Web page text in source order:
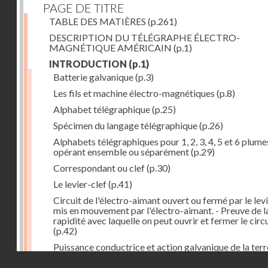
PAGE DE TITRE
TABLE DES MATIÈRES (p.261)
DESCRIPTION DU TÉLÉGRAPHE ÉLECTRO-
MAGNÉTIQUE AMÉRICAIN (p.1)
INTRODUCTION (p.1)
Batterie galvanique(p.3)
Les fils et machine électro-magnétiques (p.8)
Alphabet télégraphique(p.25)
Spécimen du langage télégraphique(p.26)
Alphabets télégraphiques pour 1, 2, 3, 4, 5 et 6
opérant ensemble ou séparément(p.29)
Correspondant ou clef(p.30)
Le levier-clef(p.41)
Circuit de l'électro-aimant ouvert ou fermé par le
mis en mouvement par l'électro-aimant. - Preuve de
rapidité avec laquelle on peut ouvrir et fermer le
(p.42)
Puissance conductrice et action galvanique de la